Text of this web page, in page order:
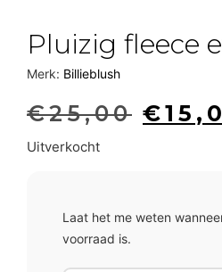
Pluizig fleece
Merk: Billieblush
€25,00 €
Uitverkocht
Laat het me weten
voorraad is.